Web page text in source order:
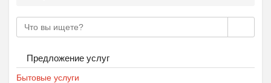
Предложение услуг
Бытовые услуги